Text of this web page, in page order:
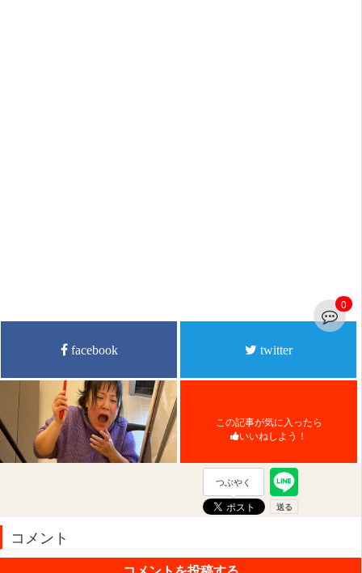
facebook twitter
この記事が気に入ったら
いいねしよう！
つぶやく
コメント
0